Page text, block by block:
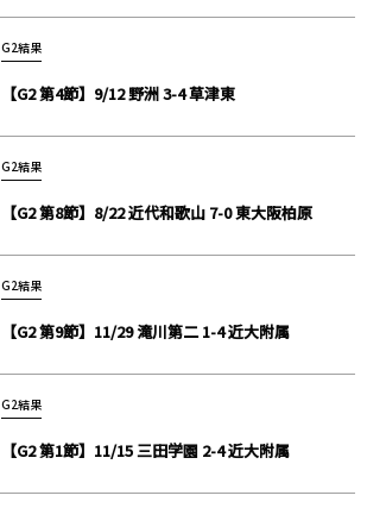
G2結果
【G2 第4節】9/12 野洲 3-4 草津東
G2結果
【G2 第8節】8/22 近代和歌山 7-0 東大阪柏原
G2結果
【G2 第9節】11/29 滝川第二 1-4 近大附属
G2結果
【G2 第1節】11/15 三田学園 2-4 近大附属